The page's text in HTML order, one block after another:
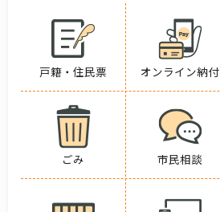
戸籍・住民票 オンライン納付
ごみ 市民相談